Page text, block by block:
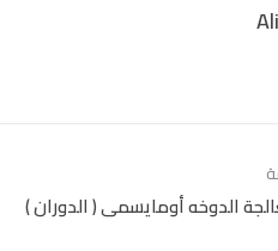
Ali
الدوخه أومايسمى ( الدوران )